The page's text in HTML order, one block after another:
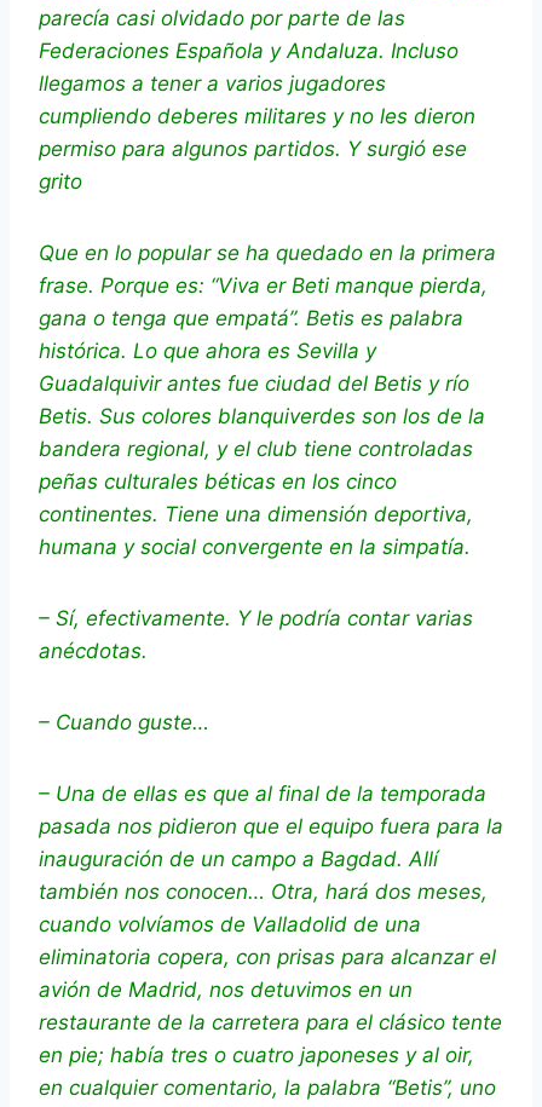
parecía casi olvidado por parte de las
Federaciones Española y Andaluza. Incluso
llegamos a tener a varios jugadores
cumpliendo deberes militares y no les dieron
permiso para algunos partidos. Y surgió ese
grito
Que en lo popular se ha quedado en la primera
frase. Porque es: “Viva er Beti manque pierda,
gana o tenga que empatá”. Betis es palabra
histórica. Lo que ahora es Sevilla y
Guadalquivir antes fue ciudad del Betis y río
Betis. Sus colores blanquiverdes son los de la
bandera regional, y el club tiene controladas
peñas culturales béticas en los cinco
continentes. Tiene una dimensión deportiva,
humana y social convergente en la simpatía.
– Sí, efectivamente. Y le podría contar varias
anécdotas.
– Cuando guste…
– Una de ellas es que al final de la temporada
pasada nos pidieron que el equipo fuera para la
inauguración de un campo a Bagdad. Allí
también nos conocen… Otra, hará dos meses,
cuando volvíamos de Valladolid de una
eliminatoria copera, con prisas para alcanzar el
avión de Madrid, nos detuvimos en un
restaurante de la carretera para el clásico tente
en pie; había tres o cuatro japoneses y al oir,
en cualquier comentario, la palabra “Betis”, uno